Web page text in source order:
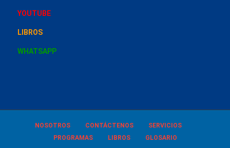
YOUTUBE
LIBROS
WHATSAPP
NOSOTROS CONTÁCTENOS
SERVICIOS
PROGRAMAS
LIBROS GLOSARIO